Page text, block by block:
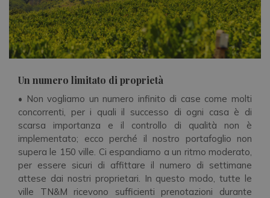
Un numero limitato di proprietà
• Non vogliamo un numero infinito di case come molti
concorrenti, per i quali il successo di ogni casa è di
scarsa importanza e il controllo di qualità non è
implementato; ecco perché il nostro portafoglio non
supera le 150 ville. Ci espandiamo a un ritmo moderato,
per essere sicuri di affittare il numero di settimane
attese dai nostri proprietari. In questo modo, tutte le
ville TN&M ricevono sufficienti prenotazioni durante